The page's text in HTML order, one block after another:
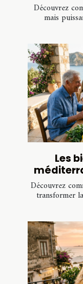
Découvrez
mais
Les
Découvrez
transformer